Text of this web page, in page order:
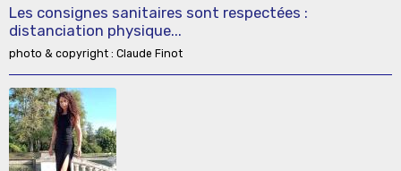
Les consignes sanitaires sont respectées :
distanciation physique...
photo & copyright : Claude Finot